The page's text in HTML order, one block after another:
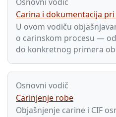
Carina i dokumentacija
U ovom vodiču
o carinskom procesu —
do konkretnog primera
Osnovni vodič
Carinjenje robe
Objašnjenje carine i CIF